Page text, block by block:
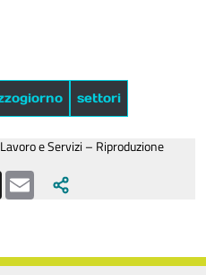
settori
e Servizi – Riproduzione
X Email